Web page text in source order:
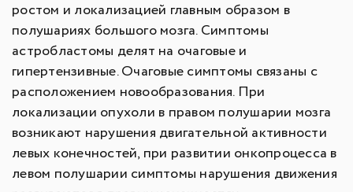
ростом и локализацией главным образом в
полушариях большого мозга. Симптомы
астробластомы делят на очаговые и
гипертензивные. Очаговые симптомы связаны с
расположением новообразования. При
локализации опухоли в правом полушарии мозга
возникают нарушения двигательной активности
левых конечностей, при развитии онкопроцесса в
левом полушарии симптомы нарушения движения